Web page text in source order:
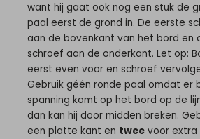
want hij gaat ook nog een stuk de
paal eerst de grond in. De eerste
aan de bovenkant van het bord en
schroef aan de onderkant. Let op:
eerst even voor en schroef
Gebruik géén ronde paal omdat er
spanning komt op het bord op de
dan kan hij door midden breken.
een platte kant en twee voor extra